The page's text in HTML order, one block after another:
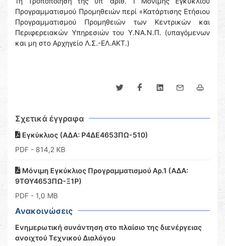
Προγραμματισμού Προμηθειών περί «Κατάρτισης Ετήσιου
Προγραμματισμού Προμηθειών των Κεντρικών και
Περιφερειακών Υπηρεσιών του Υ.ΝΑ.Ν.Π. (υπαγόμενων
και μη στο Αρχηγείο Λ.Σ.-ΕΛ.ΑΚΤ.)
Σχετικά έγγραφα
Εγκύκλιος (ΑΔΑ: Ρ4ΔΕ4653ΠΩ-510)
PDF - 814,2 KB
Μόνιμη Εγκύκλιος Προγραμματισμού Αρ.1 (ΑΔΑ:
9ΤΘΥ4653ΠΩ-Ξ1Ρ)
PDF - 1,0 MB
Ανακοινώσεις
Ενημερωτική συνάντηση στο πλαίσιο της διενέργειας
ανοιχτού Τεχνικού Διαλόγου